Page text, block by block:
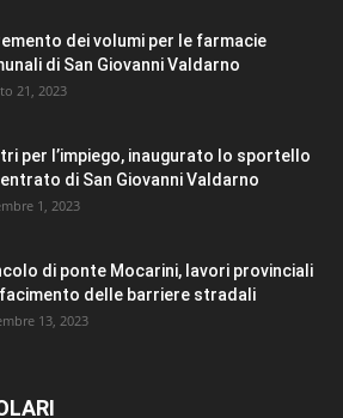
dei volumi per le farmacie
di San Giovanni Valdarno
21, 2023
per l’impiego, inaugurato lo sportello
di San Giovanni Valdarno
1, 2023
di ponte Mocarini, lavori provinciali
delle barriere stradali
13, 2023